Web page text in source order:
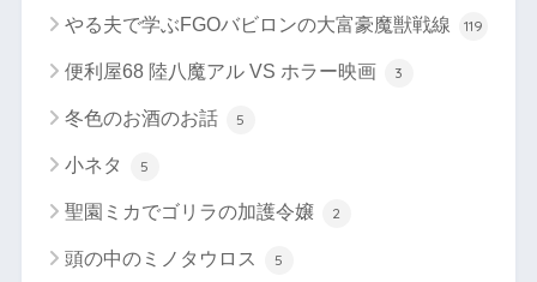
やる夫で学ぶFGOバビロンの大富豪魔獣戦線 119
便利屋68 陸八魔アル VS ホラー映画 3
冬色のお酒のお話 5
小ネタ 5
聖園ミカでゴリラの加護令嬢 2
頭の中のミノタウロス 5